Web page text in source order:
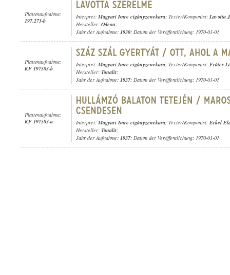
Plattenaufnahme:
197.273-b
Interpret: Magyari Imre cigányzenekara; Texter/Komponist: Lavotta
Hersteller: Odeon;
Jahr der Aufnahme: 1930; Datum der Veröffentlichung: 1970-01-01
Plattenaufnahme:
KF 197583-b
Interpret: Magyari Imre cigányzenekara; Texter/Komponist: Fráter
Hersteller: Tonalit;
Jahr der Aufnahme: 1937; Datum der Veröffentlichung: 1970-01-01
Plattenaufnahme:
KF 197583-a
Interpret: Magyari Imre cigányzenekara; Texter/Komponist: Erkel
Hersteller: Tonalit;
Jahr der Aufnahme: 1937; Datum der Veröffentlichung: 1970-01-01